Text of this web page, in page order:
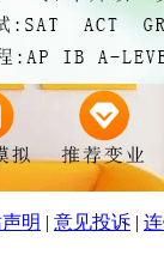
明 | 意见投诉 |